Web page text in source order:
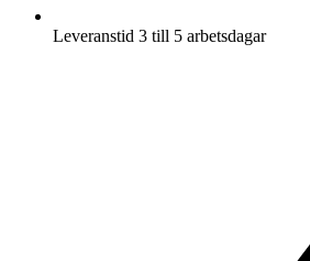
Leveranstid 3 till 5 arbetsdagar